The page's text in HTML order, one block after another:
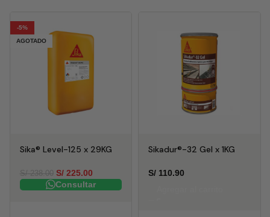
-5%
AGOTADO
Sika® Level-125 x 29KG
S/225.00
Consultar
Sikadur®-32 Gel x 1KG
S/ 110.90